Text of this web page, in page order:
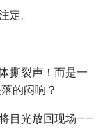
定。
撕裂声！而是一
的闷响？
目光放回现场——